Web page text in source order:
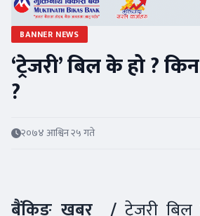
BANNER NEWS
‘ट्रेजरी’ बिल के हो ?
?
२०७४ आश्विन २५ गते
बैंकिङ खबर / ट्रेजरी